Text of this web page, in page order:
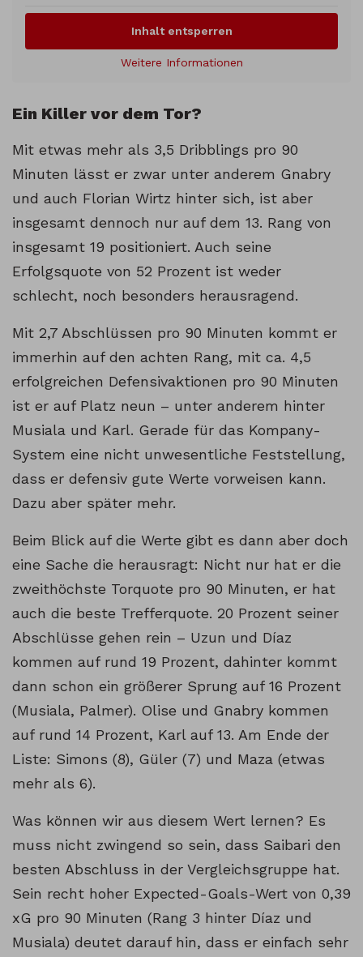
Inhalt entsperren
Weitere Informationen
Ein Killer vor dem Tor?
Mit etwas mehr als 3,5 Dribblings pro 90
Minuten lässt er zwar unter anderem Gnabry
und auch Florian Wirtz hinter sich, ist aber
insgesamt dennoch nur auf dem 13. Rang von
insgesamt 19 positioniert. Auch seine
Erfolgsquote von 52 Prozent ist weder
schlecht, noch besonders herausragend.
Mit 2,7 Abschlüssen pro 90 Minuten kommt er
immerhin auf den achten Rang, mit ca. 4,5
erfolgreichen Defensivaktionen pro 90 Minuten
ist er auf Platz neun – unter anderem hinter
Musiala und Karl. Gerade für das Kompany-
System eine nicht unwesentliche Feststellung,
dass er defensiv gute Werte vorweisen kann.
Dazu aber später mehr.
Beim Blick auf die Werte gibt es dann aber doch
eine Sache die herausragt: Nicht nur hat er die
zweithöchste Torquote pro 90 Minuten, er hat
auch die beste Trefferquote. 20 Prozent seiner
Abschlüsse gehen rein – Uzun und Díaz
kommen auf rund 19 Prozent, dahinter kommt
dann schon ein größerer Sprung auf 16 Prozent
(Musiala, Palmer). Olise und Gnabry kommen
auf rund 14 Prozent, Karl auf 13. Am Ende der
Liste: Simons (8), Güler (7) und Maza (etwas
mehr als 6).
Was können wir aus diesem Wert lernen? Es
muss nicht zwingend so sein, dass Saibari den
besten Abschluss in der Vergleichsgruppe hat.
Sein recht hoher Expected-Goals-Wert von 0,39
xG pro 90 Minuten (Rang 3 hinter Díaz und
Musiala) deutet darauf hin, dass er einfach sehr